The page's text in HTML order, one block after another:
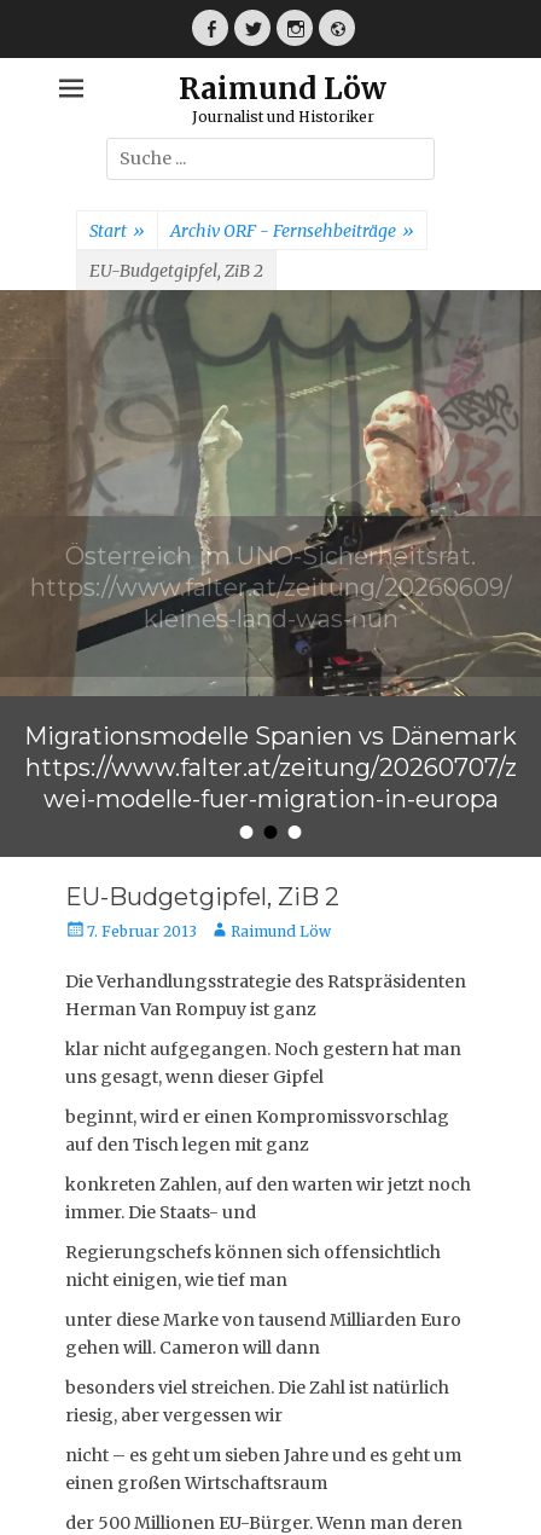
Facebook
TwitterInstagramWebseite
Raimund Löw
Journalist und Historiker
Suche
nach:
Start » Archiv ORF - Fernsehbeiträge »
EU-Budgetgipfel, ZiB 2
•••
Österreich im UNO-Sicherheitsrat.
https://www.falter.at/zeitung/20260609/
kleines-land-was-nun
Veröffentlicht am Raimund Löw
Migrationsmodelle Spanien vs Dänemark
https://www.falter.at/zeitung/20260707/z
wei-modelle-fuer-migration-in-europa
Raimund Löw
EU-Budgetgipfel, ZiB 2
Veröffentlicht
7. Februar 2013 AutorRaimund Löw
Die Verhandlungsstrategie des Ratspräsidenten
Herman Van Rompuy ist ganz
klar nicht aufgegangen. Noch gestern hat man
uns gesagt, wenn dieser Gipfel
beginnt, wird er einen Kompromissvorschlag
auf den Tisch legen mit ganz
konkreten Zahlen, auf den warten wir jetzt noch
immer. Die Staats- und
Regierungschefs können sich offensichtlich
nicht einigen, wie tief man
unter diese Marke von tausend Milliarden Euro
gehen will. Cameron will dann
besonders viel streichen. Die Zahl ist natürlich
riesig, aber vergessen wir
nicht – es geht um sieben Jahre und es geht um
einen großen Wirtschaftsraum
der 500 Millionen EU-Bürger. Wenn man deren